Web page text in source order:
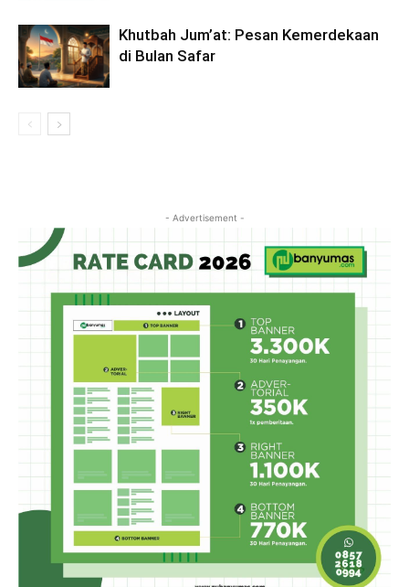
Khutbah Jum’at: Pesan Kemerdekaan
di Bulan Safar
- Advertisement -